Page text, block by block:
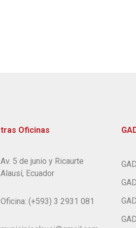
Oficinas
Av. 5 de junio y Ricaurte
Alausí, Ecuador
Oficina: (+593) 3 2931 081